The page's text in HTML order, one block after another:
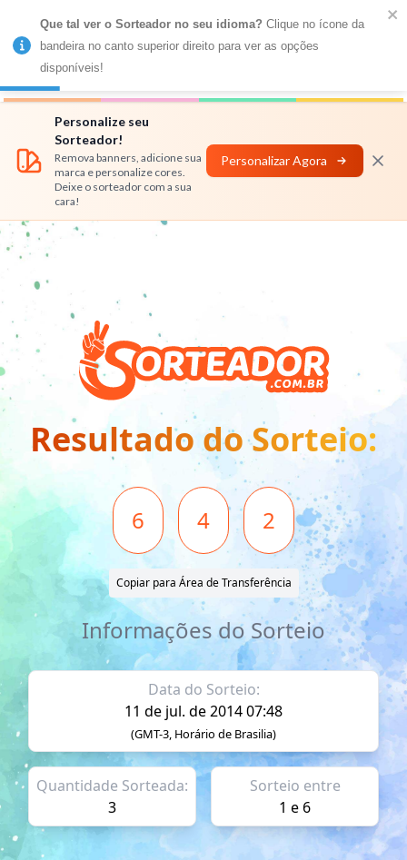
MENU
Números
Personalize seu
Sorteador!
Remova banners, adicione sua
marca e personalize cores.
Deixe o sorteador com a sua
cara!
Personalizar Agora
Resultado do Sorteio:
6 4 2
Copiar para Área de Transferência
Informações do Sorteio
Data do Sorteio:
11 de jul. de 2014 07:48
(GMT-3, Horário de Brasilia)
Quantidade Sorteada:
3
Sorteio entre
1 e 6
Que tal ver o Sorteador no seu idioma? Clique no ícone da
bandeira no canto superior direito para ver as opções
disponíveis!